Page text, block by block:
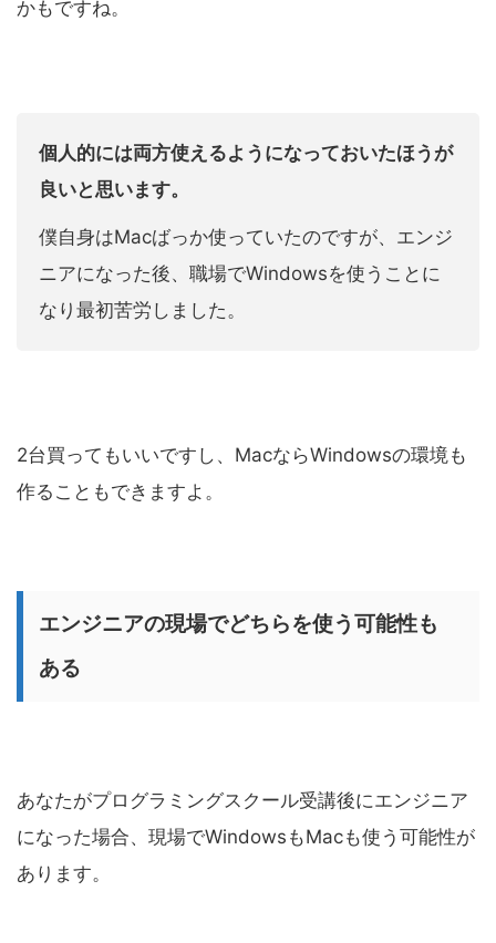
かもですね。
個人的には両方使えるようになっておいたほうが
良いと思います。
僕自身はMacばっか使っていたのですが、エンジ
ニアになった後、職場でWindowsを使うことに
なり最初苦労しました。
2台買ってもいいですし、MacならWindowsの環境も
作ることもできますよ。
エンジニアの現場でどちらを使う可能性も
ある
あなたがプログラミングスクール受講後にエンジニア
になった場合、現場でWindowsもMacも使う可能性が
あります。